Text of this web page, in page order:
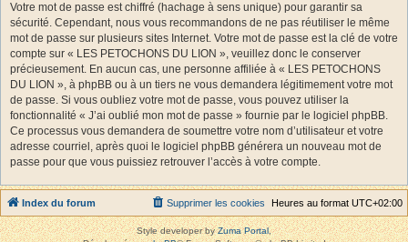
Votre mot de passe est chiffré (hachage à sens unique) pour garantir sa
sécurité. Cependant, nous vous recommandons de ne pas réutiliser le même
mot de passe sur plusieurs sites Internet. Votre mot de passe est la clé de votre
compte sur « LES PETOCHONS DU LION », veuillez donc le conserver
précieusement. En aucun cas, une personne affiliée à « LES PETOCHONS
DU LION », à phpBB ou à un tiers ne vous demandera légitimement votre mot
de passe. Si vous oubliez votre mot de passe, vous pouvez utiliser la
fonctionnalité « J’ai oublié mon mot de passe » fournie par le logiciel phpBB.
Ce processus vous demandera de soumettre votre nom d’utilisateur et votre
adresse courriel, après quoi le logiciel phpBB générera un nouveau mot de
passe pour que vous puissiez retrouver l’accès à votre compte.
Index du forum Heures au format UTC+02:00
Supprimer les cookies
Style developer byZuma Portal,